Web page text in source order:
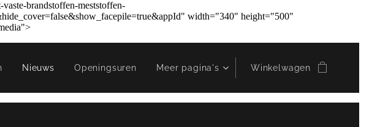
brandstoffen-meststoffen-
width="340" height="500"
Nieuws Openingsuren Meer pagina's Winkelwagen